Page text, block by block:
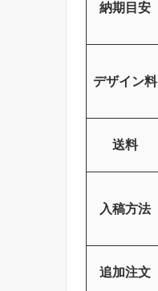
納期目安
デザイン料
送料
入稿方法
追加注文